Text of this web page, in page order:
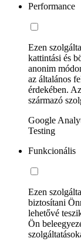
Performance
Ezen
kattintási és
anonim
az általános
érdekében.
származó
Google
Testing
Funkcionális
Ezen
biztosítani
lehetővé
Ön